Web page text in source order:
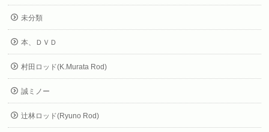
未分類
本、ＤＶＤ
村田ロッド(K.Murata Rod)
誠ミノー
辻林ロッド(Ryuno Rod)